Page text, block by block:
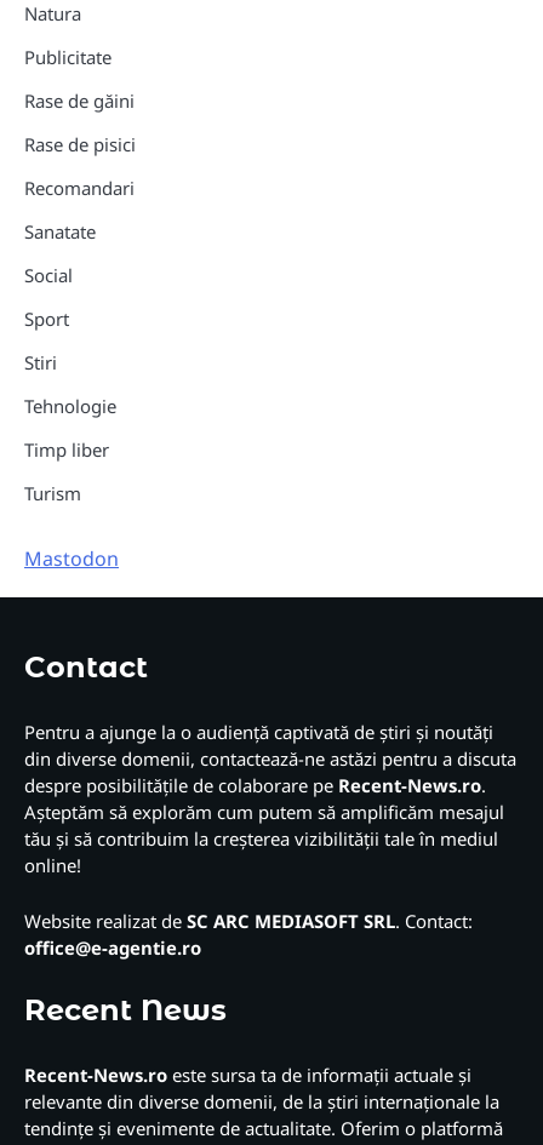
Natura
Publicitate
Rase de găini
Rase de pisici
Recomandari
Sanatate
Social
Sport
Stiri
Tehnologie
Timp liber
Turism
Mastodon
Contact
Pentru a ajunge la o audiență captivată de știri și noutăți
din diverse domenii, contactează-ne astăzi pentru a discuta
despre posibilitățile de colaborare pe Recent-News.ro.
Așteptăm să explorăm cum putem să amplificăm mesajul
tău și să contribuim la creșterea vizibilității tale în mediul
online!
Website realizat de SC ARC MEDIASOFT SRL. Contact:
office@e-agentie.ro
Recent News
Recent-News.ro este sursa ta de informații actuale și
relevante din diverse domenii, de la știri internaționale la
tendințe și evenimente de actualitate. Oferim o platformă